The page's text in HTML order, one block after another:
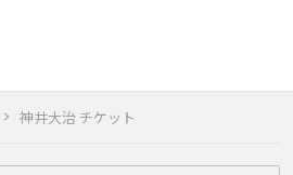
神井大治 チケット